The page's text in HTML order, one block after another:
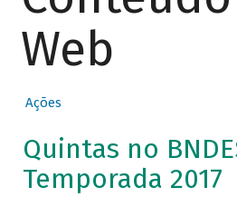
Web
Ações
Quintas no
Temporada 2017